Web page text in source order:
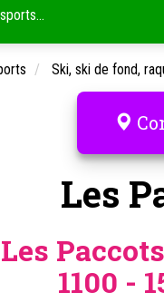
Ski, ski de fond,
Les
Les
1100 -